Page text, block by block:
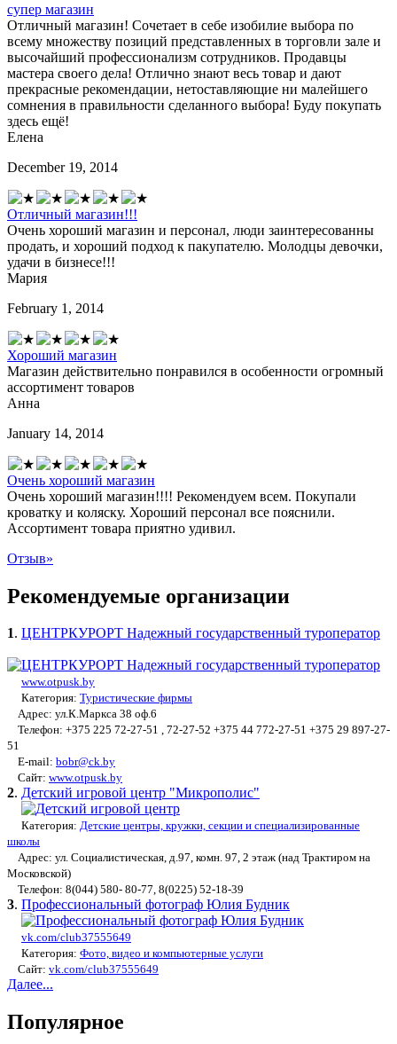
супер магазин
Отличный магазин! Сочетает в себе изобилие выбора по
всему множеству позиций представленных в торговли зале и
высочайший профессионализм сотрудников. Продавцы
мастера своего дела! Отлично знают весь товар и дают
прекрасные рекомендации, нетоставляющие ни малейшего
сомнения в правильности сделанного выбора! Буду покупать
здесь ещё!
Елена
December 19, 2014
Отличный магазин!!!
Очень хороший магазин и персонал, люди заинтересованны
продать, и хороший подход к пакупателю. Молодцы девочки,
удачи в бизнесе!!!
Мария
February 1, 2014
Хороший магазин
Магазин действительно понравился в особенности огромный
ассортимент товаров
Анна
January 14, 2014
Очень хороший магазин
Очень хороший магазин!!!! Рекомендуем всем. Покупали
кроватку и коляску. Хороший персонал все пояснили.
Ассортимент товара приятно удивил.
Отзыв»
Рекомендуемые организации
1. ЦЕНТРКУРОРТ Надежный государственный туроператор
www.otpusk.by
Категория: Туристические фирмы
Адрес: ул.К.Маркса 38 оф.6
Телефон: +375 225 72-27-51 , 72-27-52 +375 44 772-27-51 +375 29 897-27-
51
E-mail: bobr@ck.by
Сайт: www.otpusk.by
2. Детский игровой центр "Микрополис"
Категория: Детские центры, кружки, секции и специализированные
школы
Адрес: ул. Социалистическая, д.97, комн. 97, 2 этаж (над Трактиром на
Московской)
Телефон: 8(044) 580- 80-77, 8(0225) 52-18-39
3. Профессиональный фотограф Юлия Будник
vk.com/club37555649
Категория: Фото, видео и компьютерные услуги
Сайт: vk.com/club37555649
Далее...
Популярное